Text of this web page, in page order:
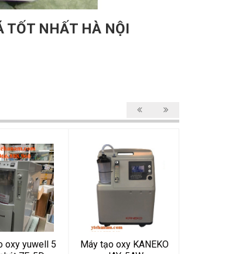
TỐT NHẤT HÀ NỘI
oxy yuwell 5
Máy tạo oxy KANEKO